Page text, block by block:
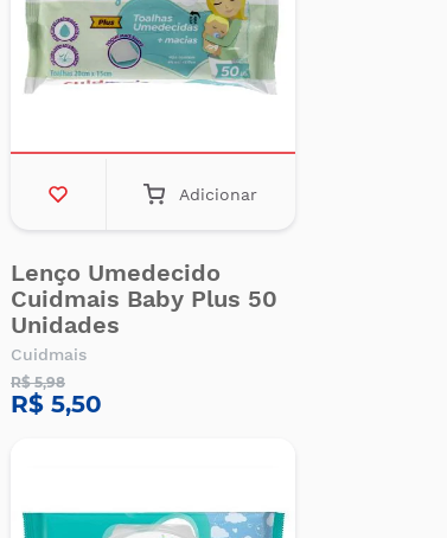
Adicionar
Lenço Umedecido
Cuidmais Baby Plus 50
Unidades
Cuidmais
R$ 5,98
R$ 5,50